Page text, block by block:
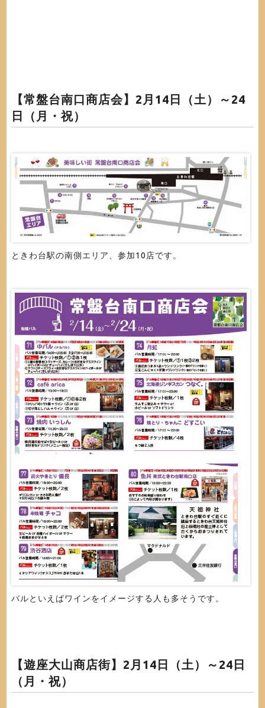
【常盤台南口商店会】 2月14日（土）～24
日（月・祝）
ときわ台駅の南側エリア、参加10店です。
バルといえばワインをイメージする人も多そうです。
【遊座大山商店街】 2月14日（土）～24日
（月・祝）